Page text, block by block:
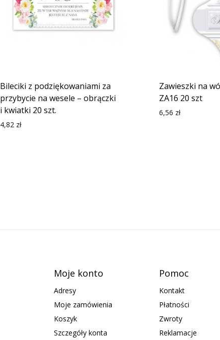
Bileciki z podziękowaniami za
przybycie na wesele – obrączki
i kwiatki 20 szt.
4,82 zł
Zawieszki na
ZA16 20 szt
6,56 zł
Moje konto
Adresy
Moje zamówienia
Koszyk
Szczegóły konta
Pomoc
Kontakt
Płatności
Zwroty
Reklamacje